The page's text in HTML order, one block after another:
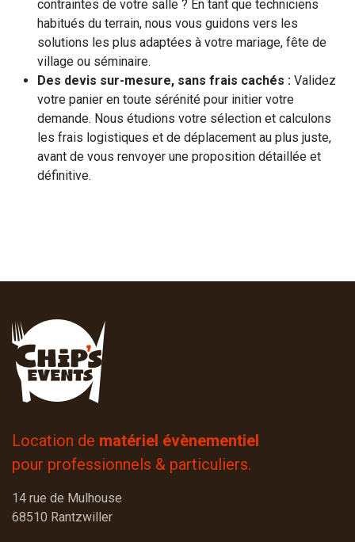
contraintes de votre salle ? En tant que techniciens
habitués du terrain, nous vous guidons vers les
solutions les plus adaptées à votre mariage, fête de
village ou séminaire.
Des devis sur-mesure, sans frais cachés : Validez
votre panier en toute sérénité pour initier votre
demande. Nous étudions votre sélection et calculons
les frais logistiques et de déplacement au plus juste,
avant de vous renvoyer une proposition détaillée et
définitive.
Location de matériel évènementiel
pour professionnels & particuliers.
14 rue de Mulhouse
68510 Rantzwiller